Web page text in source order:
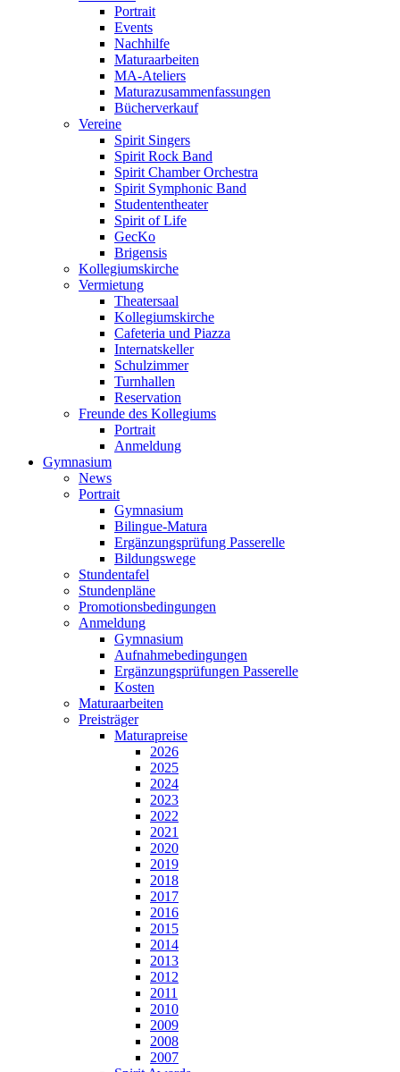
Portrait
Events
Nachhilfe
Maturaarbeiten
MA-Ateliers
Maturazusammenfassungen
Bücherverkauf
Vereine
Spirit Singers
Spirit Rock Band
Spirit Chamber Orchestra
Spirit Symphonic Band
Studententheater
Spirit of Life
GecKo
Brigensis
Kollegiumskirche
Vermietung
Theatersaal
Kollegiumskirche
Cafeteria und Piazza
Internatskeller
Schulzimmer
Turnhallen
Reservation
Freunde des Kollegiums
Portrait
Anmeldung
Gymnasium
News
Portrait
Gymnasium
Bilingue-Matura
Ergänzungsprüfung Passerelle
Bildungswege
Stundentafel
Stundenpläne
Promotionsbedingungen
Anmeldung
Gymnasium
Aufnahmebedingungen
Ergänzungsprüfungen Passerelle
Kosten
Maturaarbeiten
Preisträger
Maturapreise
2026
2025
2024
2023
2022
2021
2020
2019
2018
2017
2016
2015
2014
2013
2012
2011
2010
2009
2008
2007